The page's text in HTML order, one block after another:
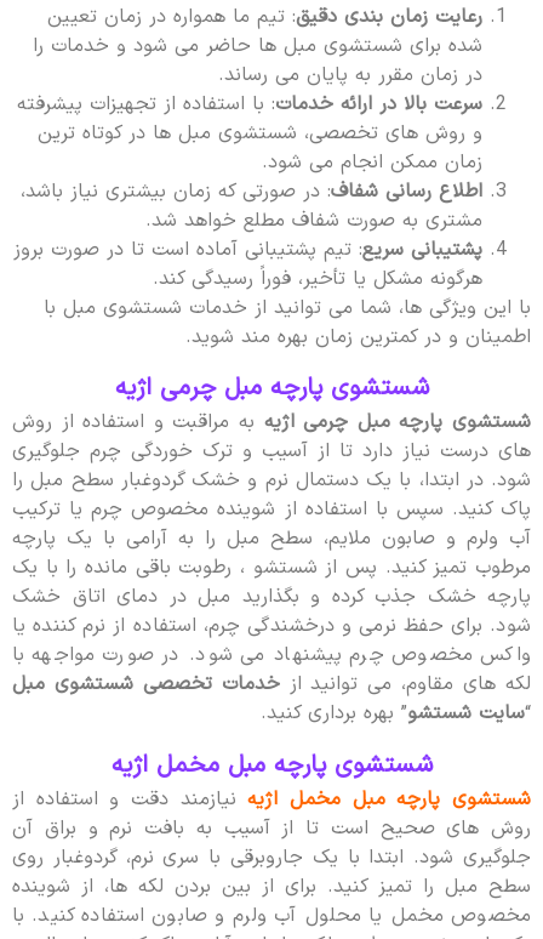
رعایت زمان بندی دقیق: تیم ما همواره در زمان تعیین
شده برای شستشوی مبل ها حاضر می شود و خدمات را
در زمان مقرر به پایان می رساند.
سرعت بالا در ارائه خدمات: با استفاده از تجهیزات پیشرفته
و روش های تخصصی، شستشوی مبل ها در کوتاه ترین
زمان ممکن انجام می شود.
اطلاع رسانی شفاف: در صورتی که زمان بیشتری نیاز باشد،
مشتری به صورت شفاف مطلع خواهد شد.
پشتیبانی سریع: تیم پشتیبانی آماده است تا در صورت بروز
هرگونه مشکل یا تأخیر، فوراً رسیدگی کند.
با این ویژگی ها، شما می توانید از خدمات شستشوی مبل با
اطمینان و در کمترین زمان بهره مند شوید.
شستشوی پارچه مبل چرمی اژیه
شستشوی پارچه مبل چرمی اژیه به مراقبت و استفاده از روش
های درست نیاز دارد تا از آسیب و ترک خوردگی چرم جلوگیری
شود. در ابتدا، با یک دستمال نرم و خشک گردوغبار سطح مبل را
پاک کنید. سپس با استفاده از شوینده مخصوص چرم یا ترکیب
آب ولرم و صابون ملایم، سطح مبل را به آرامی با یک پارچه
مرطوب تمیز کنید. پس از شستشو ، رطوبت باقی مانده را با یک
پارچه خشک جذب کرده و بگذارید مبل در دمای اتاق خشک
شود. برای حفظ نرمی و درخشندگی چرم، استفاده از نرم کننده یا
واکس مخصوص چرم پیشنهاد می شود. در صورت مواجهه با
لکه های مقاوم، می توانید از خدمات تخصصی شستشوی مبل
سایت شستشو” بهره برداری کنید.
شستشوی پارچه مبل مخمل اژیه
شستشوی پارچه مبل مخمل اژیهنیازمند دقت و استفاده از
روش های صحیح است تا از آسیب به بافت نرم و براق آن
جلوگیری شود. ابتدا با یک جاروبرقی با سری نرم، گردوغبار روی
سطح مبل را تمیز کنید. برای از بین بردن لکه ها، از شوینده
مخصوص مخمل یا محلول آب ولرم و صابون استفاده کنید. با